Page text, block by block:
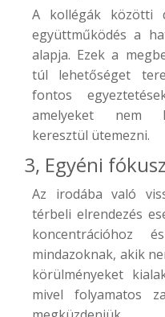
A kollégák közötti
együttműködés a
alapja. Ezek a
túl lehetőséget
fontos
amelyeket nem
keresztül ütemezni.
3, Egyéni
Az irodába való
térbeli elrendezés
koncentrációhoz
mindazoknak, akik
körülményeket
mivel folyamatos